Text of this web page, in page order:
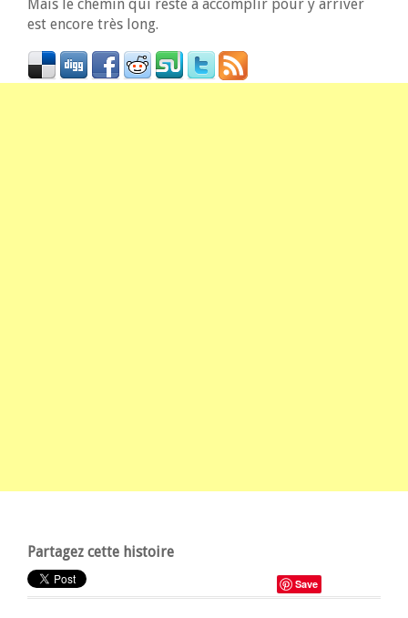
Mais le chemin qui reste à accomplir pour y arriver
est encore très long.
Partagez cette histoire
Save